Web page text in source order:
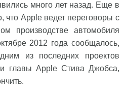
много лет назад. Еще в
что Apple ведет переговоры с
производстве автомобиля
2012 года сообщалось,
из последних проектов
и главы Apple Стива Джобса,